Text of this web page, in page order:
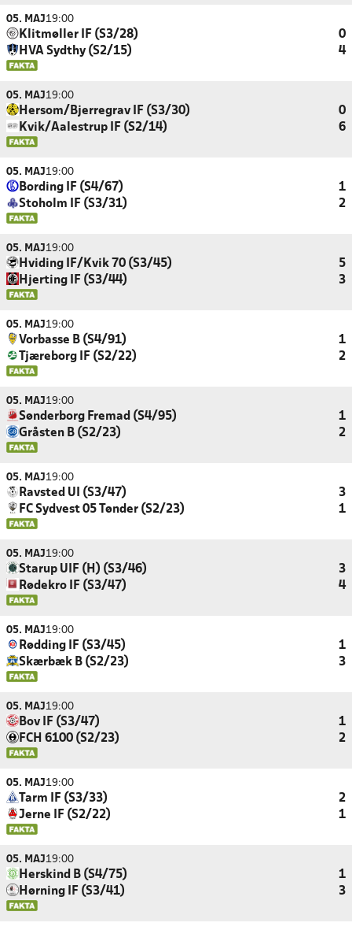
05. MAJ19:00
Klitmøller IF (S3/28)
0
HVA Sydthy (S2/15)
4
05. MAJ19:00
Hersom/Bjerregrav IF (S3/30)
0
Kvik/Aalestrup IF (S2/14)
6
05. MAJ19:00
Bording IF (S4/67)
1
Stoholm IF (S3/31)
2
05. MAJ19:00
Hviding IF/Kvik 70 (S3/45)
5
Hjerting IF (S3/44)
3
05. MAJ19:00
Vorbasse B (S4/91)
1
Tjæreborg IF (S2/22)
2
05. MAJ19:00
Sønderborg Fremad (S4/95)
1
Gråsten B (S2/23)
2
05. MAJ19:00
Ravsted UI (S3/47)
3
FC Sydvest 05 Tønder (S2/23)
1
05. MAJ19:00
Starup UIF (H) (S3/46)
3
Rødekro IF (S3/47)
4
05. MAJ19:00
Rødding IF (S3/45)
1
Skærbæk B (S2/23)
3
05. MAJ19:00
Bov IF (S3/47)
1
FCH 6100 (S2/23)
2
05. MAJ19:00
Tarm IF (S3/33)
2
Jerne IF (S2/22)
1
05. MAJ19:00
Herskind B (S4/75)
1
Hørning IF (S3/41)
3